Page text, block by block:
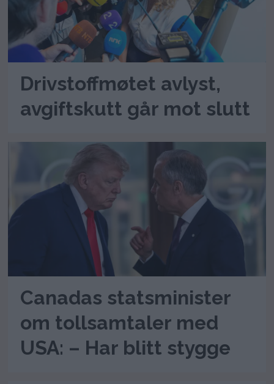
Drivstoffmøtet avlyst,
avgiftskutt går mot slutt
Canadas statsminister
om tollsamtaler med
USA: – Har blitt stygge